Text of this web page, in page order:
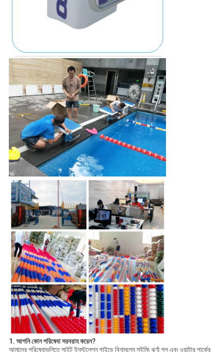
1. আপনি কোন পরিষেবা সরবরাহ করেন?
আমাদের পরিষেবাগুলিতে সাইট ইনস্টলেশন গাইডে বিনামূল্যে সুইমিং ঝর্ণা পুল এবং ওয়াটার পার্কের